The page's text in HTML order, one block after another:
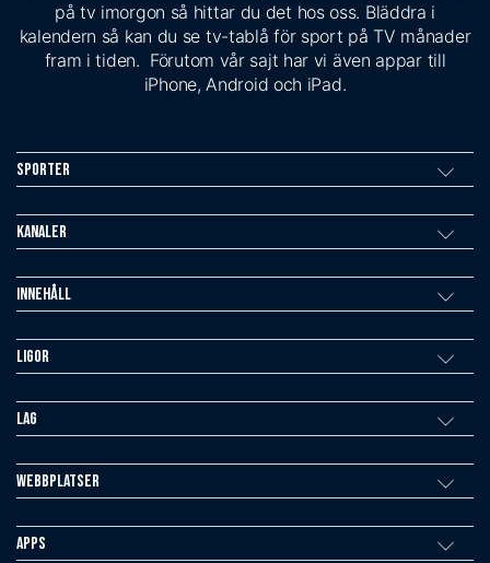
på tv imorgon så hittar du det hos oss. Bläddra i
kalendern så kan du se tv-tablå för sport på TV månader
fram i tiden. Förutom vår sajt har vi även appar till
iPhone, Android och iPad.
Sporter
Kanaler
Innehåll
Ligor
Lag
Webbplatser
Apps